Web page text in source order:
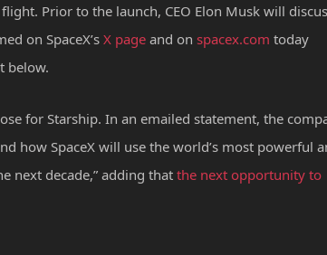
Prior to the launch, CEO Elon Musk will
on SpaceX’s X page and on spacex.com today
below.
for Starship. In an emailed statement, the
how SpaceX will use the world’s most powerful
next decade,” adding thatthe next opportunity to